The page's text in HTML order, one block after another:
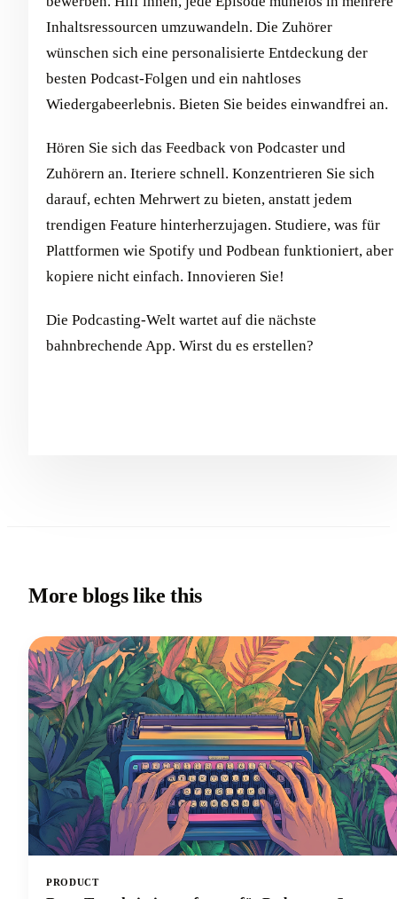
Inhaltsressourcen umzuwandeln. Die Zuhörer
wünschen sich eine personalisierte Entdeckung der
besten Podcast-Folgen und ein nahtloses
Wiedergabeerlebnis. Bieten Sie beides einwandfrei an.
Hören Sie sich das Feedback von Podcaster und
Zuhörern an. Iteriere schnell. Konzentrieren Sie sich
darauf, echten Mehrwert zu bieten, anstatt jedem
trendigen Feature hinterherzujagen. Studiere, was für
Plattformen wie Spotify und Podbean funktioniert, aber
kopiere nicht einfach. Innovieren Sie!
Die Podcasting-Welt wartet auf die nächste
bahnbrechende App. Wirst du es erstellen?
More blogs like this
PRODUCT